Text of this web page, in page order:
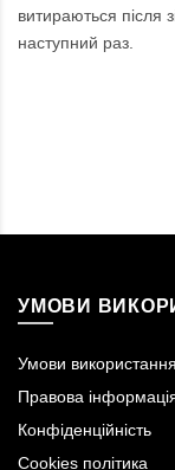
витираються після
наступний раз.
УМОВИ
Умови використання
Правова
Конфіденційність
Cookies політика